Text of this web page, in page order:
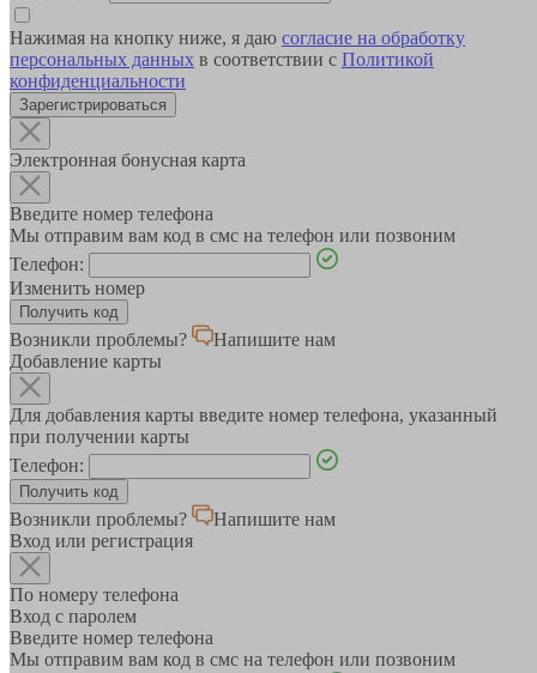
Нажимая на кнопку ниже, я даю согласие на обработку
персональных данных в соответствии с Политикой
конфиденциальности
Зарегистрироваться
Электронная бонусная карта
Введите номер телефона
Мы отправим вам код в смс на телефон или позвоним
Телефон:
Изменить номер
Возникли проблемы?
Напишите нам
Добавление карты
Для добавления карты введите номер телефона, указанный
при получении карты
Телефон:
Возникли проблемы?
Напишите нам
Вход или регистрация
По номеру телефона
Вход с паролем
Введите номер телефона
Мы отправим вам код в смс на телефон или позвоним